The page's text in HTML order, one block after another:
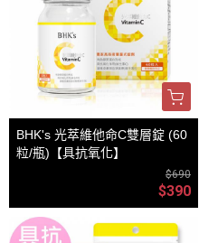
BHK's 光萃維他命C雙層錠 (60
粒/瓶)【具抗氧化】
$690
$390